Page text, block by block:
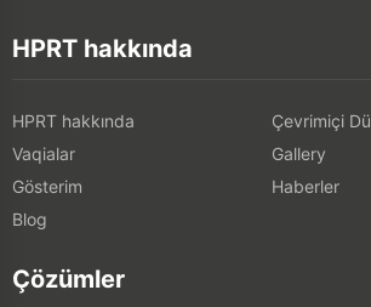
HPRT hakkında
HPRT hakkında
Çevrimiçi
Vaqialar
Gallery
Gösterim
Haberler
Blog
Çözümler